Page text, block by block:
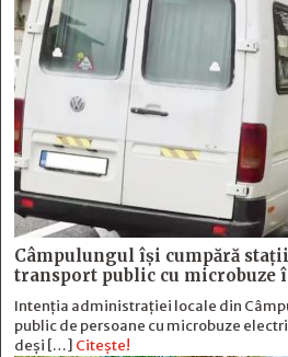
Câmpulungul îşi cumpără
transport public cu microbuze
Intenția administrației locale din
public de persoane cu microbuze
deși […] Citește!